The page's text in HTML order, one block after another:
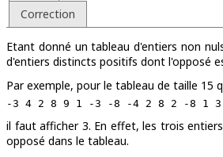
Correction
Etant donné un tableau d'entiers non
d'entiers distincts positifs dont l'opposé
Par exemple, pour le tableau de taille 15
il faut afficher 3. En effet, les trois
opposé dans le tableau.